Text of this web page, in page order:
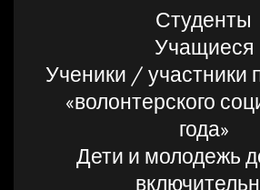
Студенты
Учащиеся
Ученики / участники
«волонтерского
года»
Дети и молодежь